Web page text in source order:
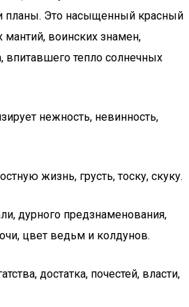
Это насыщенный красный
мантий, воинских знамен,
впитавшего тепло солнечных
нежность, невинность,
жизнь, грусть, тоску, скуку.
дурного предзнаменования,
цвет ведьм и колдунов.
достатка, почестей, власти,